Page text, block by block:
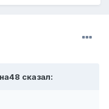
сказал: